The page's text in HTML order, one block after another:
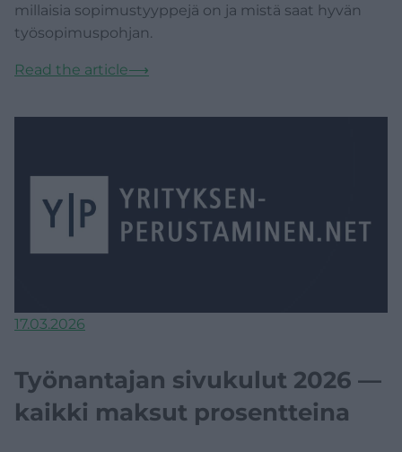
millaisia sopimustyyppejä on ja mistä saat hyvän
työsopimuspohjan.
Read the article⟶
17.03.2026
Työnantajan sivukulut 2026 —
kaikki maksut prosentteina